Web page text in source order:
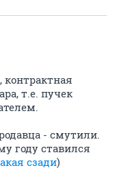
контрактная
т.е. пучек
- смутили.
году ставился
сзади)